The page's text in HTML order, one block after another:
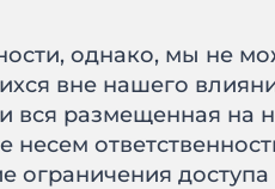
однако, мы не
вне нашего
вся размещенная на
ограничения доступа